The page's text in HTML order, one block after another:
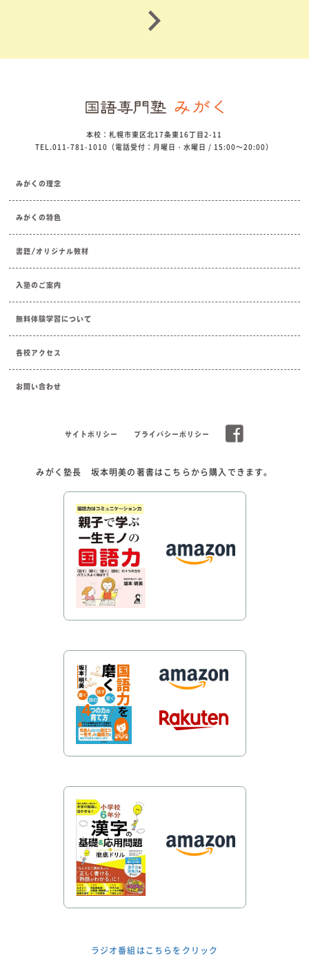
本校：札幌市東区北17条東16丁目2-11
TEL.011-781-1010（電話受付：月曜日・水曜日 / 15:00～20:00）
みがくの理念
みがくの特色
書籍/オリジナル教材
入塾のご案内
無料体験学習について
各校アクセス
お問い合わせ
サイトポリシー プライバシーポリシー
みがく塾長 坂本明美の著書はこちらから購入できます。
ラジオ番組はこちらをクリック